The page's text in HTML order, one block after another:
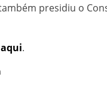
presidiu o
aqui.